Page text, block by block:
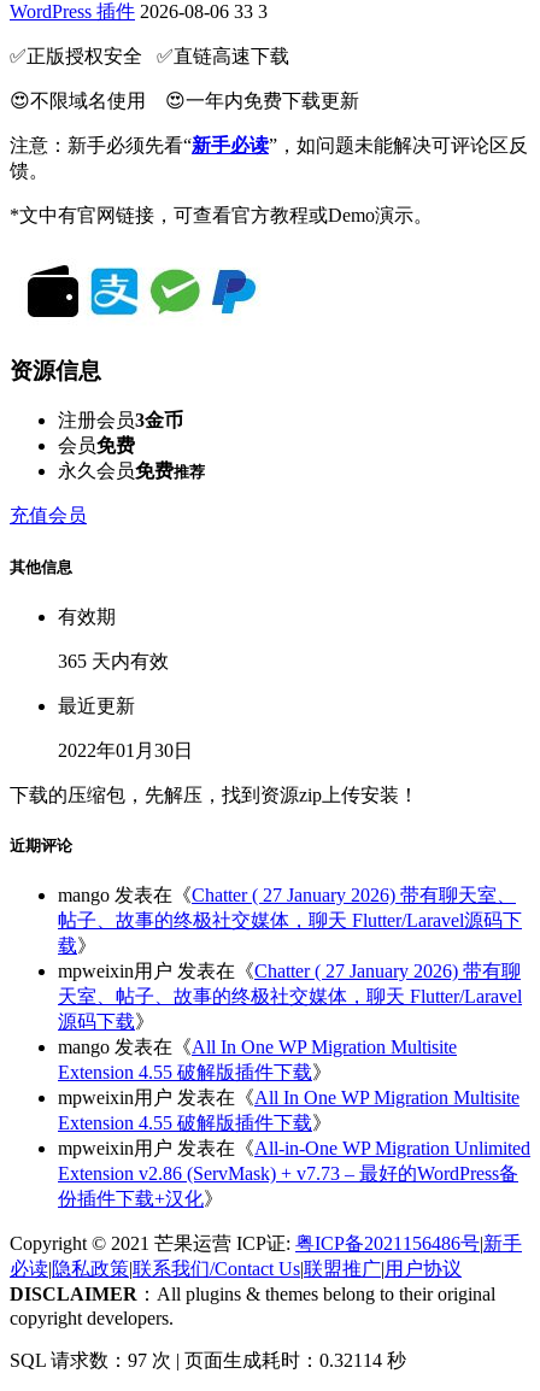
WordPress 插件 2026-08-06 33 3
✅️正版授权安全 ✅️直链高速下载
😍不限域名使用 😍一年内免费下载更新
注意：新手必须先看“新手必读”，如问题未能解决可评论区反
馈。
*文中有官网链接，可查看官方教程或Demo演示。
资源信息
注册会员3金币
会员免费
永久会员免费推荐
充值会员
其他信息
有效期
365 天内有效
最近更新
2022年01月30日
下载的压缩包，先解压，找到资源zip上传安装！
近期评论
mango 发表在《Chatter ( 27 January 2026) 带有聊天室、
帖子、故事的终极社交媒体，聊天 Flutter/Laravel源码下
载》
mpweixin用户 发表在《Chatter ( 27 January 2026) 带有聊
天室、帖子、故事的终极社交媒体，聊天 Flutter/Laravel
源码下载》
mango 发表在《All In One WP Migration Multisite
Extension 4.55 破解版插件下载》
mpweixin用户 发表在《All In One WP Migration Multisite
Extension 4.55 破解版插件下载》
mpweixin用户 发表在《All-in-One WP Migration Unlimited
Extension v2.86 (ServMask) + v7.73 – 最好的WordPress备
份插件下载+汉化》
Copyright © 2021 芒果运营 ICP证: 粤ICP备2021156486号|新手
必读|隐私政策|联系我们/Contact Us|联盟推广|用户协议
DISCLAIMER ：All plugins & themes belong to their original
copyright developers.
SQL 请求数：97 次 | 页面生成耗时：0.32114 秒